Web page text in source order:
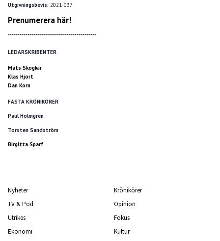
Utgivningsbevis: 2021-037
Prenumerera här!
*********************************************
LEDARSKRIBENTER
Mats Skogkär
Klas Hjort
Dan Korn
FASTA KRÖNIKÖRER
Paul Holmgren
Torsten Sandström
Birgitta Sparf
Nyheter
TV & Pod
Utrikes
Ekonomi
Krönikörer
Opinion
Fokus
Kultur